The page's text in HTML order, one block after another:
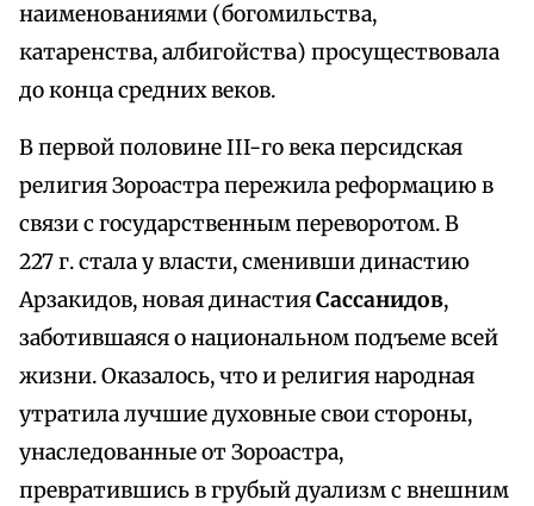
наименованиями (богомильства,
катаренства, албигойства) просуществовала
до конца средних веков.
В первой половине III-го века персидская
религия Зороастра пережила реформацию в
связи с государственным переворотом. В
227 г. стала у власти, сменивши династию
Арзакидов, новая династияСассанидов,
заботившаяся о национальном подъеме всей
жизни. Оказалось, что и религия народная
утратила лучшие духовные свои стороны,
унаследованные от Зороастра,
превратившись в грубый дуализм с внешним